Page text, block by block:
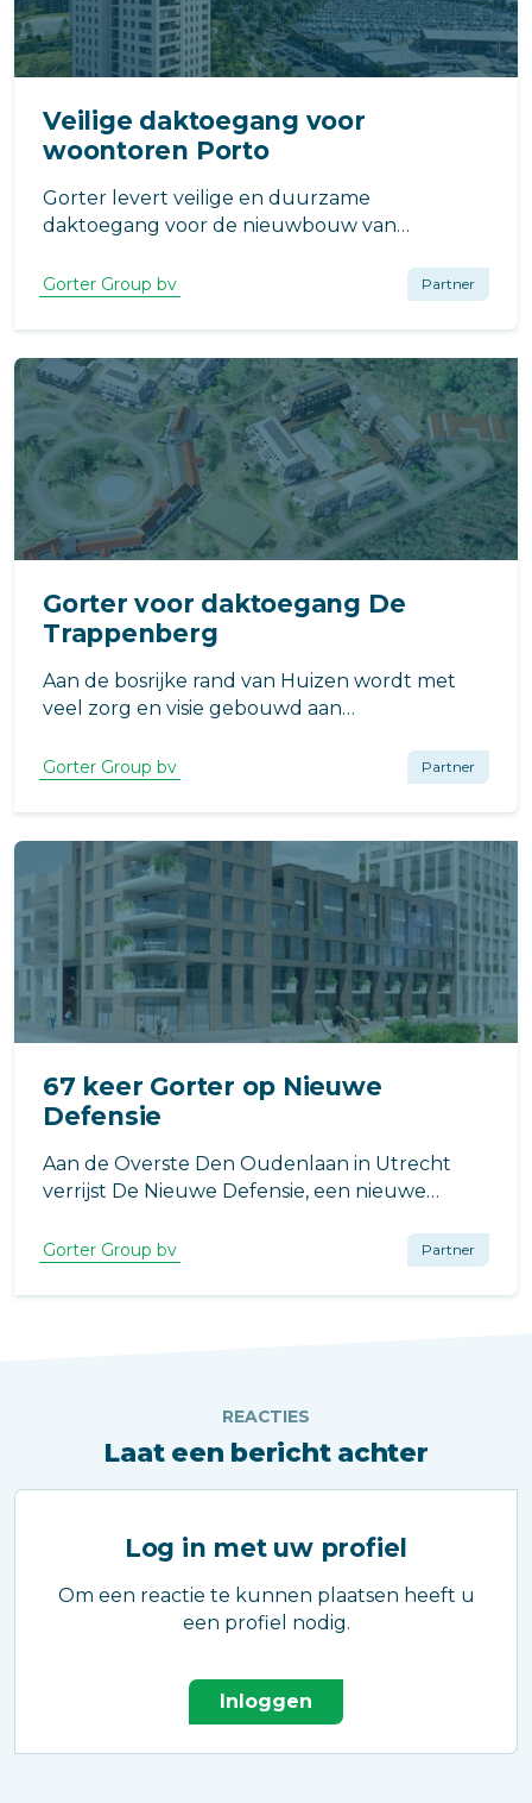
Veilige daktoegang voor
woontoren Porto
Gorter levert veilige en duurzame
daktoegang voor de nieuwbouw van
omvat 102 appartementen en maakt deel uit
van de grootschalige gebiedsontwikkeling in
Almere Poort.
Gorter Group bv Partner
Gorter voor daktoegang De
Trappenberg
Aan de bosrijke rand van Huizen wordt met
veel zorg en visie gebouwd aan
Gorter Group bv Partner
67 keer Gorter op Nieuwe
Defensie
Aan de Overste Den Oudenlaan in Utrecht
verrijst De Nieuwe Defensie, een nieuwe
Gorter Group bv Partner
REACTIES
Laat een bericht achter
Log in met uw profiel
Om een reactie te kunnen plaatsen heeft u
een profiel nodig.
Inloggen